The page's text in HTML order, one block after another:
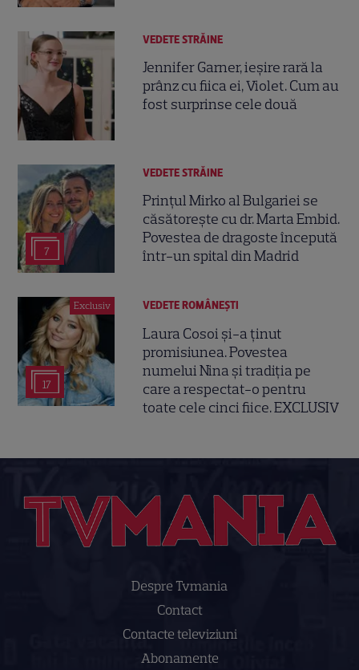
VEDETE STRĂINE
Jennifer Garner, ieșire rară la
prânz cu fiica ei, Violet. Cum au
fost surprinse cele două
7
VEDETE STRĂINE
Prințul Mirko al Bulgariei se
căsătorește cu dr. Marta Embid.
Povestea de dragoste începută
într-un spital din Madrid
Exclusiv
17
VEDETE ROMÂNEŞTI
Laura Cosoi și-a ținut
promisiunea. Povestea
numelui Nina și tradiția pe
care a respectat-o pentru
toate cele cinci fiice. EXCLUSIV
Despre Tvmania
Contact
Contacte televiziuni
Abonamente